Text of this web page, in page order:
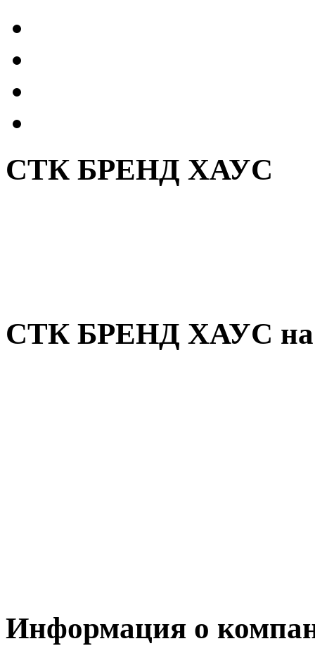
СТК БРЕНД ХАУС
СТК БРЕНД ХАУС на
Информация о